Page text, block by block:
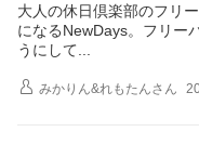
大人の休日倶楽部のフリ
になるNewDays。フリー
うにして
みかりん&れもたんさん